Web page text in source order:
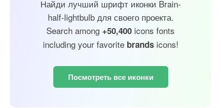
Найди лучший шрифт иконки Brain-
half-lightbulb для своего проекта.
Search among +50,400 icons fonts
including your favorite brandsicons!
Посмотреть все иконки